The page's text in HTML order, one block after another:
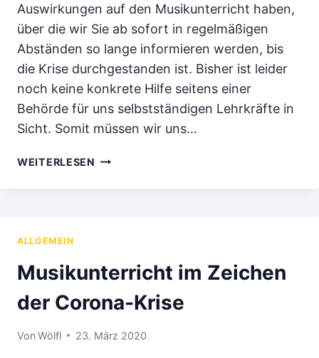
Auswirkungen auf den Musikunterricht haben,
über die wir Sie ab sofort in regelmäßigen
Abständen so lange informieren werden, bis
die Krise durchgestanden ist. Bisher ist leider
noch keine konkrete Hilfe seitens einer
Behörde für uns selbstständigen Lehrkräfte in
Sicht. Somit müssen wir uns…
WEITERLESEN MUSIKUNTERRICHT
ALLGEMEIN
Musikunterricht im Zeichen
der Corona-Krise
VonWölfl 23. März 2020